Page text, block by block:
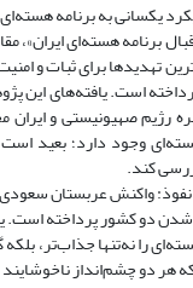
یکسانی به برنامه
هسته‌ای ایران»،
تهدیدها برای ثبات و
‌است. یافته‌های این
صهیونیستی و ایران
وجود دارد؛ بعید است
کند.
برای نفوذ: واکنش عربستان
شدن دو کشور پرداخته
را نه‌تنها جذاب‌تر،
هر دو چشم‌انداز